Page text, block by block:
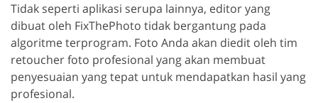
Tidak seperti aplikasi serupa lainnya, editor yang
dibuat oleh FixThePhoto tidak bergantung pada
algoritme terprogram. Foto Anda akan diedit oleh tim
retoucher foto profesional yang akan membuat
penyesuaian yang tepat untuk mendapatkan hasil yang
profesional.